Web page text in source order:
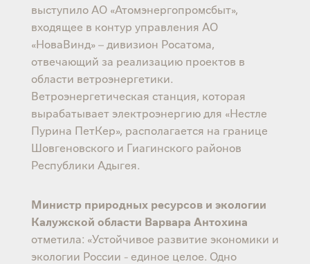
выступило АО «Атомэнергопромсбыт»,
входящее в контур управления АО
«НоваВинд» – дивизион Росатома,
отвечающий за реализацию проектов в
области ветроэнергетики.
Ветроэнергетическая станция, которая
вырабатывает электроэнергию для «Нестле
Пурина ПетКер», располагается на границе
Шовгеновского и Гиагинского районов
Республики Адыгея.
Министр природных ресурсов и экологии
Калужской области Варвара Антохина
отметила: «Устойчивое развитие экономики и
экологии России - единое целое. Одно